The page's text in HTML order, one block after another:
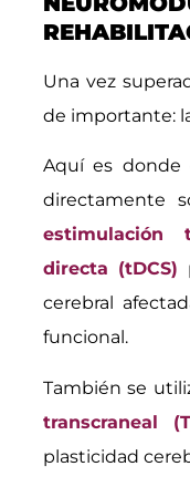
Una vez
de importante:
Aquí es donde
directamente
estimulación
directa (tDCS)
cerebral
funcional.
También se
transcraneal
plasticidad